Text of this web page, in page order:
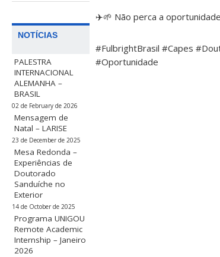
NOTÍCIAS
PALESTRA
INTERNACIONAL
ALEMANHA –
BRASIL
02 de February de 2026
Mensagem de
Natal – LARISE
23 de December de 2025
Mesa Redonda –
Experiências de
Doutorado
Sanduíche no
Exterior
14 de October de 2025
Programa UNIGOU
Remote Academic
Internship – Janeiro
2026
✈️🌱 Não perca a
#FulbrightBrasil #Capes
#Oportunidade